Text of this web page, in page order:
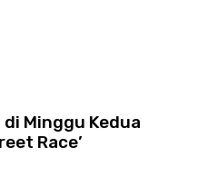
Minggu Kedua
Race’